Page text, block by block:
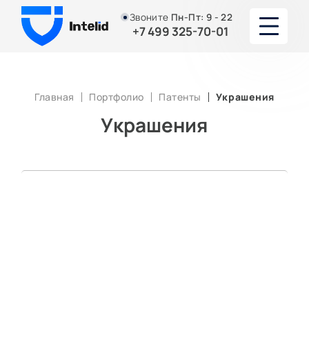
Звоните Пн-Пт: 9 - 22
+7 499 325-70-01
Главная Портфолио Патенты Украшения
Украшения